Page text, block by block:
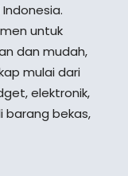
untuk
dan mudah,
mulai dari
elektronik,
barang bekas,